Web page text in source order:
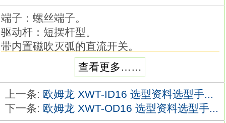
端子：螺丝端子。
驱动杆：短摆杆型。
带内置磁吹灭弧的直流开关。
在接点机构放入一个可偏转电弧的小型永久磁
铁，以有效消除它。
形状和安装步骤与Z型标准开关相同。形状：
DIP直端子。
极数：50。
查看更多……
上一条: 欧姆龙 XWT-ID16 选型资料选型手...
下一条: 欧姆龙 XWT-OD16 选型资料选型手...